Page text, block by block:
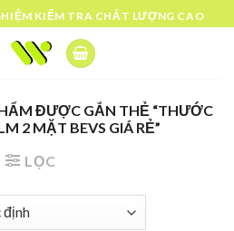
KIỂM TRA CHẤT LƯỢNG CAO
ĐƯỢC GẮN THẺ “THƯỚC
2 MẶT BEVS GIÁ RẺ”
LỌC